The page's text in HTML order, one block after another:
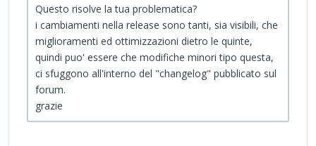
Questo risolve la tua problematica?
i cambiamenti nella release sono tanti, sia visibili, che
miglioramenti ed ottimizzazioni dietro le quinte,
quindi puo' essere che modifiche minori tipo questa,
ci sfuggono all'interno del "changelog" pubblicato sul
forum.
grazie